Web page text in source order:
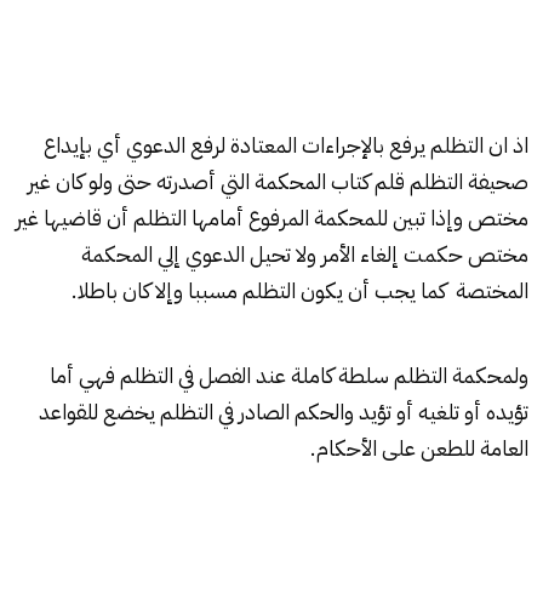
اذ ان التظلم يرفع بالإجراءات المعتادة لرفع الدعوي أي بإيداع
صحيفة التظلم قلم كتاب المحكمة التي أصدرته حتى ولو كان غير
مختص وإذا تبين للمحكمة المرفوع أمامها التظلم أن قاضيها غير
مختص حكمت إلغاء الأمر ولا تحيل الدعوي إلي المحكمة
المختصة كما يجب أن يكون التظلم مسببا وإلا كان باطلا.
ولمحكمة التظلم سلطة كاملة عند الفصل في التظلم فهي أما
تؤيده أو تلغيه أو تؤيد والحكم الصادر في التظلم يخضع للقواعد
العامة للطعن على الأحكام.